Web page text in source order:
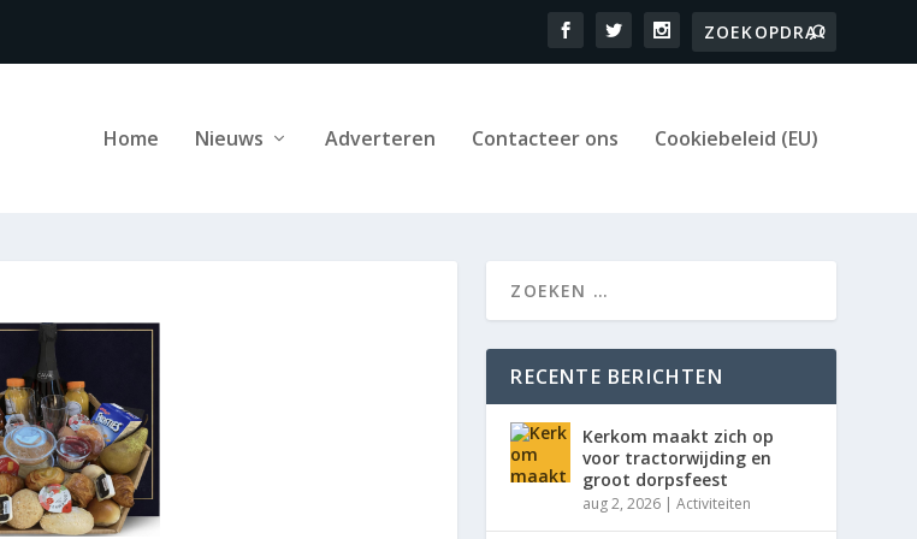
Home Nieuws Adverteren Contacteer ons Cookiebeleid (EU)
RECENTE BERICHTEN
Kerkom maakt zich op
voor tractorwijding en
groot dorpsfeest
aug 2, 2026 |Activiteiten